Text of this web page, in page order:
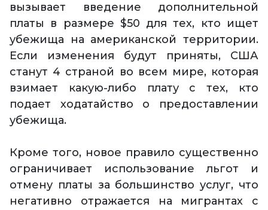
вызывает введение дополнительной
платы в размере $50 для тех, кто ищет
убежища на американской территории.
Если изменения будут приняты, США
станут 4 страной во всем мире, которая
взимает какую-либо плату с тех, кто
подает ходатайство о предоставлении
убежища.
Кроме того, новое правило существенно
ограничивает использование льгот и
отмену платы за большинство услуг, что
негативно отражается на мигрантах с